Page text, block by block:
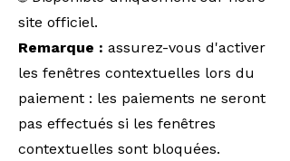
site officiel.
Remarque : assurez-vous d'activer
les fenêtres contextuelles lors du
paiement : les paiements ne seront
pas effectués si les fenêtres
contextuelles sont bloquées.